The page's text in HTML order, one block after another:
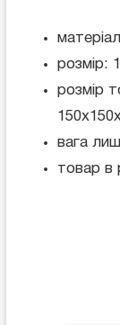
розмір:
розмір
вага
товар в